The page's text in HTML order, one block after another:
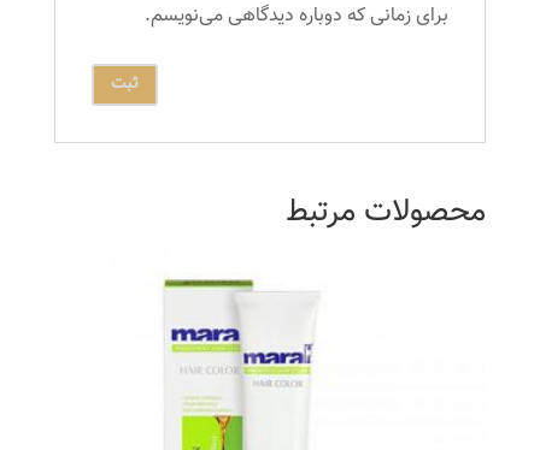
برای زمانی که دوباره دیدگاهی می‌نویسم.
محصولات مرتبط